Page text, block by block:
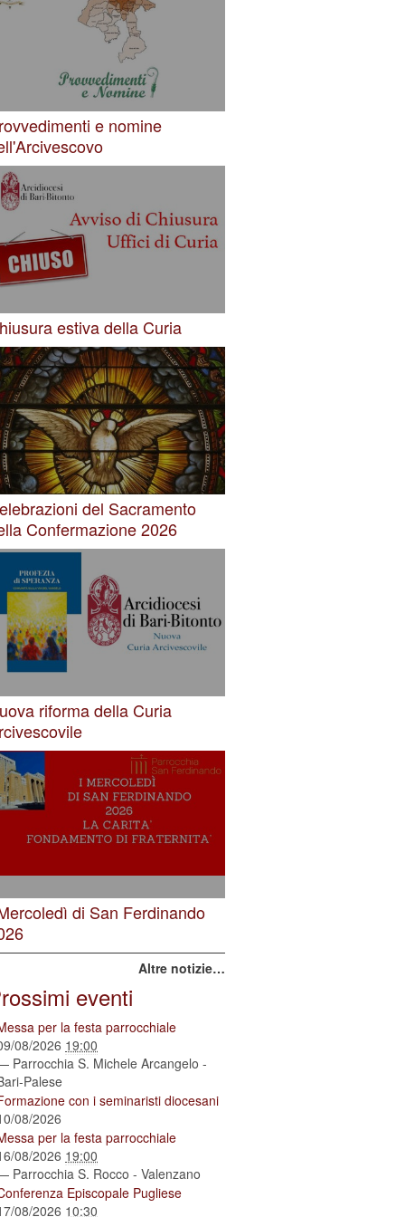
e nomine
estiva della Curia
del Sacramento
Confermazione 2026
riforma della Curia
di San Ferdinando
Altre notizie…
eventi
per la festa parrocchiale
08/2026 19:00
Parrocchia S. Michele Arcangelo -
Palese
con i seminaristi diocesani
08/2026
per la festa parrocchiale
08/2026 19:00
Parrocchia S. Rocco - Valenzano
Episcopale Pugliese
08/2026 10:30